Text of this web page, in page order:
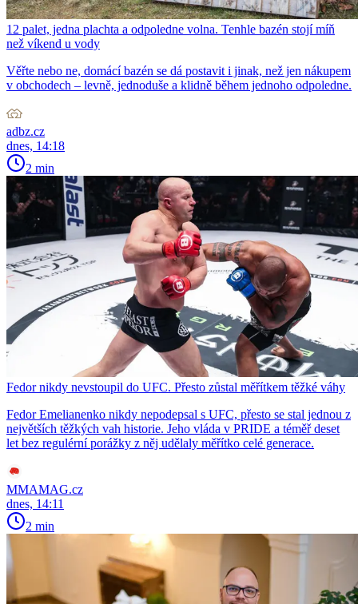
12 palet, jedna plachta a odpoledne volna. Tenhle bazén stojí míň
než víkend u vody
Věřte nebo ne, domácí bazén se dá postavit i jinak, než jen nákupem
v obchodech – levně, jednoduše a klidně během jednoho odpoledne.
adbz.cz
dnes, 14:18
2 min
Fedor nikdy nevstoupil do UFC. Přesto zůstal měřítkem těžké váhy
Fedor Emelianenko nikdy nepodepsal s UFC, přesto se stal jednou z
největších těžkých vah historie. Jeho vláda v PRIDE a téměř deset
let bez regulérní porážky z něj udělaly měřítko celé generace.
MMAMAG.cz
dnes, 14:11
2 min